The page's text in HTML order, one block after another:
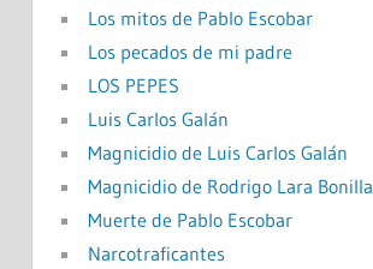
Los mitos de Pablo Escobar
Los pecados de mi padre
LOS PEPES
Luis Carlos Galán
Magnicidio de Luis Carlos Galán
Magnicidio de Rodrigo Lara Bonilla
Muerte de Pablo Escobar
Narcotraficantes